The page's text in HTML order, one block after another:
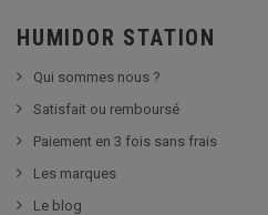
HUMIDOR STATION
Qui sommes nous ?
Satisfait ou remboursé
Paiement en 3 fois sans frais
Les marques
Le blog